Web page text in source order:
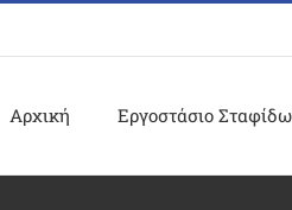
Αρχική Εργοστάσιο